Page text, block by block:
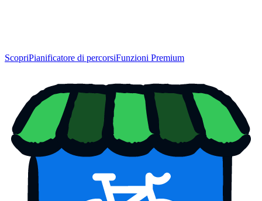
ScopriPianificatore di percorsiFunzioni Premium